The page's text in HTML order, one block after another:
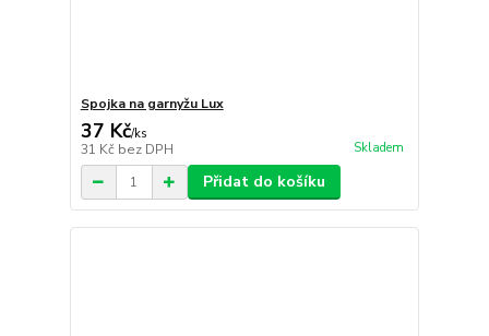
Spojka na garnyžu Lux
37 Kč/ks
31 Kč bez DPH Skladem
Přidat do košíku